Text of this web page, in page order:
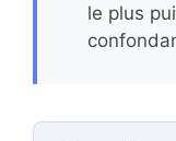
le plus